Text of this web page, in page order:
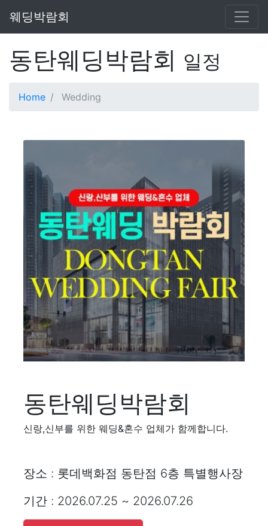
웨딩박람회
동탄웨딩박람회 일정
Home Wedding
동탄웨딩박람회
신랑,신부를 위한 웨딩&혼수 업체가 함께합니다.
장소 : 롯데백화점 동탄점 6층 특별행사장
기간 : 2026.07.25 ~ 2026.07.26